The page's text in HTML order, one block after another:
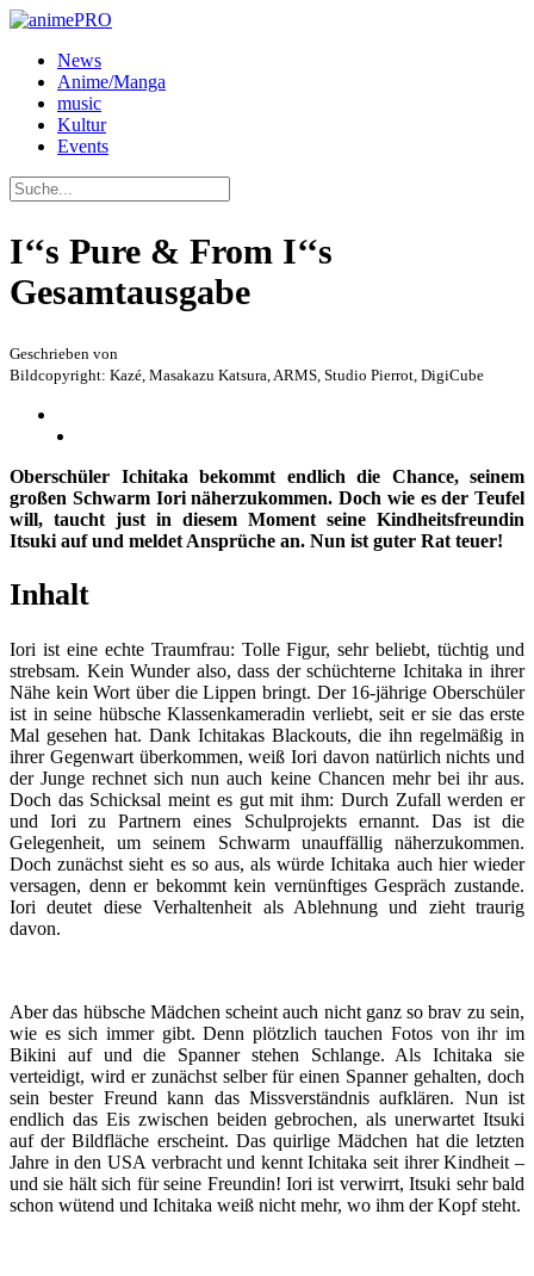
News
Anime/Manga
music
Kultur
Events
I‘‘s Pure & From I‘‘s
Gesamtausgabe
Geschrieben von
Bildcopyright: Kazé, Masakazu Katsura, ARMS, Studio Pierrot, DigiCube
Oberschüler Ichitaka bekommt endlich die Chance, seinem
großen Schwarm Iori näherzukommen. Doch wie es der Teufel
will, taucht just in diesem Moment seine Kindheitsfreundin
Itsuki auf und meldet Ansprüche an. Nun ist guter Rat teuer!
Inhalt
Iori ist eine echte Traumfrau: Tolle Figur, sehr beliebt, tüchtig und
strebsam. Kein Wunder also, dass der schüchterne Ichitaka in ihrer
Nähe kein Wort über die Lippen bringt. Der 16-jährige Oberschüler
ist in seine hübsche Klassenkameradin verliebt, seit er sie das erste
Mal gesehen hat. Dank Ichitakas Blackouts, die ihn regelmäßig in
ihrer Gegenwart überkommen, weiß Iori davon natürlich nichts und
der Junge rechnet sich nun auch keine Chancen mehr bei ihr aus.
Doch das Schicksal meint es gut mit ihm: Durch Zufall werden er
und Iori zu Partnern eines Schulprojekts ernannt. Das ist die
Gelegenheit, um seinem Schwarm unauffällig näherzukommen.
Doch zunächst sieht es so aus, als würde Ichitaka auch hier wieder
versagen, denn er bekommt kein vernünftiges Gespräch zustande.
Iori deutet diese Verhaltenheit als Ablehnung und zieht traurig
davon.
Aber das hübsche Mädchen scheint auch nicht ganz so brav zu sein,
wie es sich immer gibt. Denn plötzlich tauchen Fotos von ihr im
Bikini auf und die Spanner stehen Schlange. Als Ichitaka sie
verteidigt, wird er zunächst selber für einen Spanner gehalten, doch
sein bester Freund kann das Missverständnis aufklären. Nun ist
endlich das Eis zwischen beiden gebrochen, als unerwartet Itsuki
auf der Bildfläche erscheint. Das quirlige Mädchen hat die letzten
Jahre in den USA verbracht und kennt Ichitaka seit ihrer Kindheit –
und sie hält sich für seine Freundin! Iori ist verwirrt, Itsuki sehr bald
schon wütend und Ichitaka weiß nicht mehr, wo ihm der Kopf steht.